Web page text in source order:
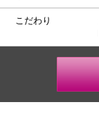
こだわり